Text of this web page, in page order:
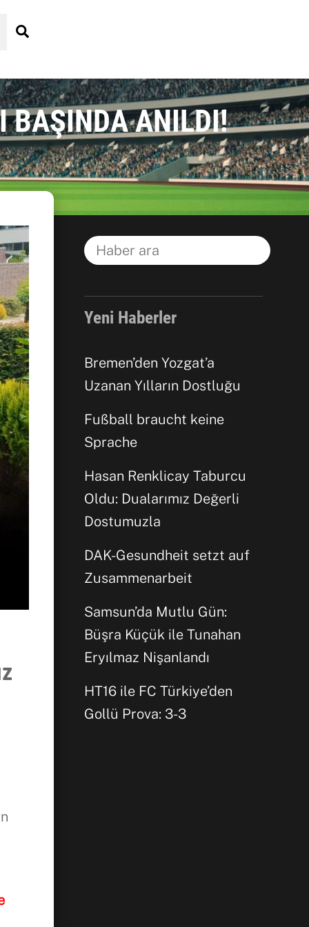
BAŞINDA ANILDI!
Yeni Haberler
Bremen’den Yozgat’a
Uzanan Yılların Dostluğu
Fußball braucht keine
Sprache
Hasan Renklicay Taburcu
Oldu: Dualarımız Değerli
Dostumuzla
DAK-Gesundheit setzt auf
Zusammenarbeit
Samsun’da Mutlu Gün:
Büşra Küçük ile Tunahan
Eryılmaz Nişanlandı
HT16 ile FC Türkiye’den
Gollü Prova: 3-3